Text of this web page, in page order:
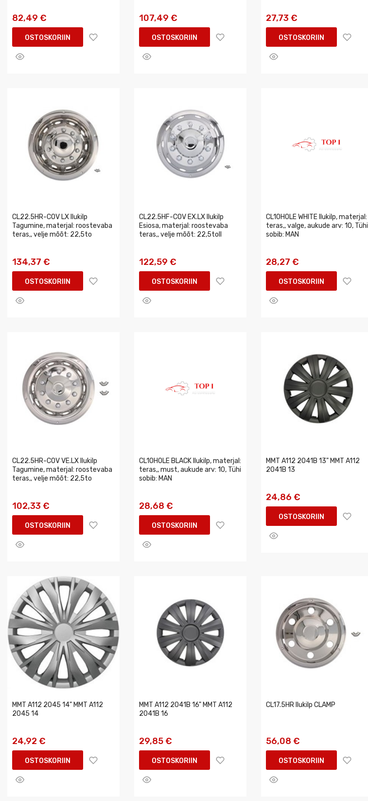
82,49 €
OSTOSKORIIN
107,49 €
OSTOSKORIIN
27,73 €
OSTOSKORIIN
CL22.5HR-COV LX Ilukilp
Tagumine, materjal: roostevaba
teras,, velje mõõt: 22,5to
134,37 €
OSTOSKORIIN
CL22.5HF-COV EX.LX Ilukilp
Esiosa, materjal: roostevaba
teras,, velje mõõt: 22,5toll
122,59 €
OSTOSKORIIN
CL10HOLE WHITE Ilukilp, materjal:
teras,, valge, aukude arv: 10, Tühi
sobib: MAN
28,27 €
OSTOSKORIIN
CL22.5HR-COV VE.LX Ilukilp
Tagumine, materjal: roostevaba
teras,, velje mõõt: 22,5to
102,33 €
OSTOSKORIIN
CL10HOLE BLACK Ilukilp, materjal:
teras,, must, aukude arv: 10, Tühi
sobib: MAN
28,68 €
OSTOSKORIIN
MMT A112 2041B 13" MMT A112
2041B 13
24,86 €
OSTOSKORIIN
MMT A112 2045 14" MMT A112
2045 14
24,92 €
OSTOSKORIIN
MMT A112 2041B 16" MMT A112
2041B 16
29,85 €
OSTOSKORIIN
CL17.5HR Ilukilp CLAMP
56,08 €
OSTOSKORIIN